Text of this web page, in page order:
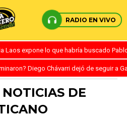
RADIO EN VIVO
Laos expone lo que habría buscado
Diego Chávarri dejó de seguir a
DE